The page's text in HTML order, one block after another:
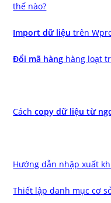
thế nào?
Import dữ liệu trên
Đổi mã hàng hàng loạt
Cáchcopy dữ liệu từ
Hướng dẫn nhập xuất
Thiết lập danh mục cơ